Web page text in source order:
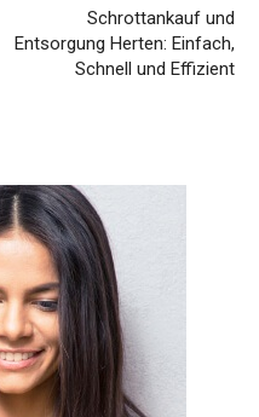
Schrottankauf und
Entsorgung Herten: Einfach,
Schnell und Effizient